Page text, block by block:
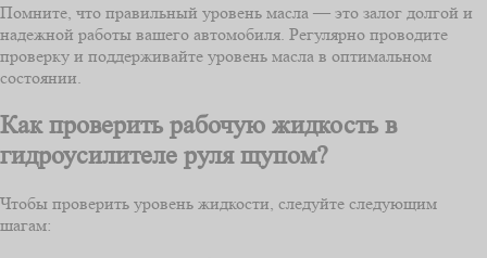
Помните, что правильный уровень масла — это залог долгой и
надежной работы вашего автомобиля. Регулярно проводите
проверку и поддерживайте уровень масла в оптимальном
состоянии.
Как проверить рабочую жидкость в
гидроусилителе руля щупом?
Чтобы проверить уровень жидкости, следуйте следующим
шагам: